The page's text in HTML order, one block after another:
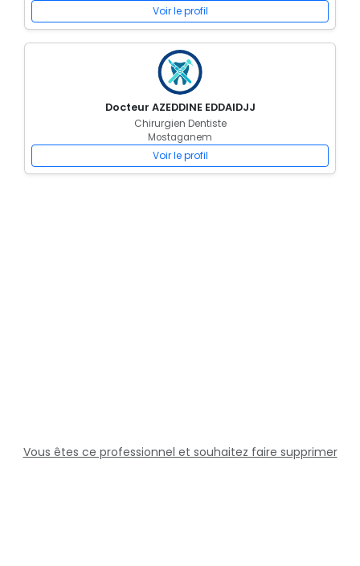
Voir le profil
Docteur AZEDDINE EDDAIDJJ
Chirurgien Dentiste
Mostaganem
Voir le profil
Vous êtes ce professionnel et souhaitez faire supprimer